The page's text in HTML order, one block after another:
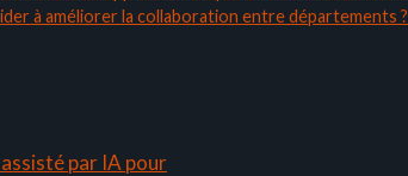
à améliorer la collaboration entre départements ?
par IA pour